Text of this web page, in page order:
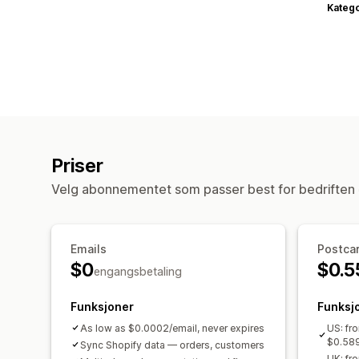
Priser
Velg abonnementet som passer best for bedriften
Emails
$0engangsbetaling
Funksjoner
As low as $0.0002/email, never expires
Sync Shopify data — orders, customers
US: